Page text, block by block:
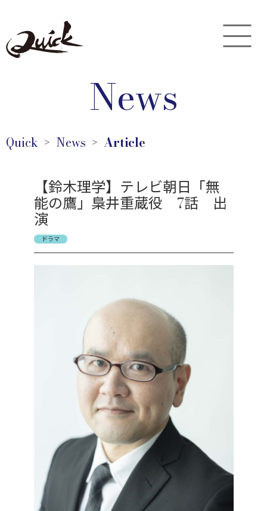
News
Quick ＞ News ＞ Article
【鈴木理学】テレビ朝日「無
能の鷹」梟井重蔵役 7話 出
演
ドラマ